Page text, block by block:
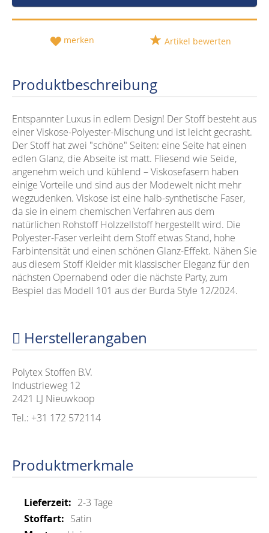
merken Artikel bewerten
Produktbeschreibung
Entspannter Luxus in edlem Design! Der Stoff besteht aus
einer Viskose-Polyester-Mischung und ist leicht gecrasht.
Der Stoff hat zwei "schöne" Seiten: eine Seite hat einen
edlen Glanz, die Abseite ist matt. Fliesend wie Seide,
angenehm weich und kühlend – Viskosefasern haben
einige Vorteile und sind aus der Modewelt nicht mehr
wegzudenken. Viskose ist eine halb-synthetische Faser,
da sie in einem chemischen Verfahren aus dem
natürlichen Rohstoff Holzzellstoff hergestellt wird. Die
Polyester-Faser verleiht dem Stoff etwas Stand, hohe
Farbintensität und einen schönen Glanz-Effekt. Nähen Sie
aus diesem Stoff Kleider mit klassischer Eleganz für den
nächsten Opernabend oder die nächste Party, zum
Bespiel das Modell 101 aus der Burda Style 12/2024.
Herstellerangaben
Polytex Stoffen B.V.
Industrieweg 12
2421 LJ Nieuwkoop
Tel.: +31 172 572114
Produktmerkmale
Mehr
Informationen
2-3 Tage
Satin